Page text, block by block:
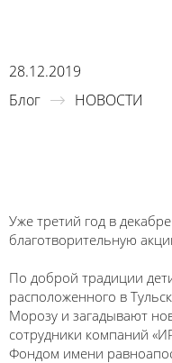
28.12.2019
Блог
НОВОСТИ
Уже третий год в
благотворительную
По доброй традиции
расположенного в
Морозу и загадывают
сотрудники компаний
Фондом имени